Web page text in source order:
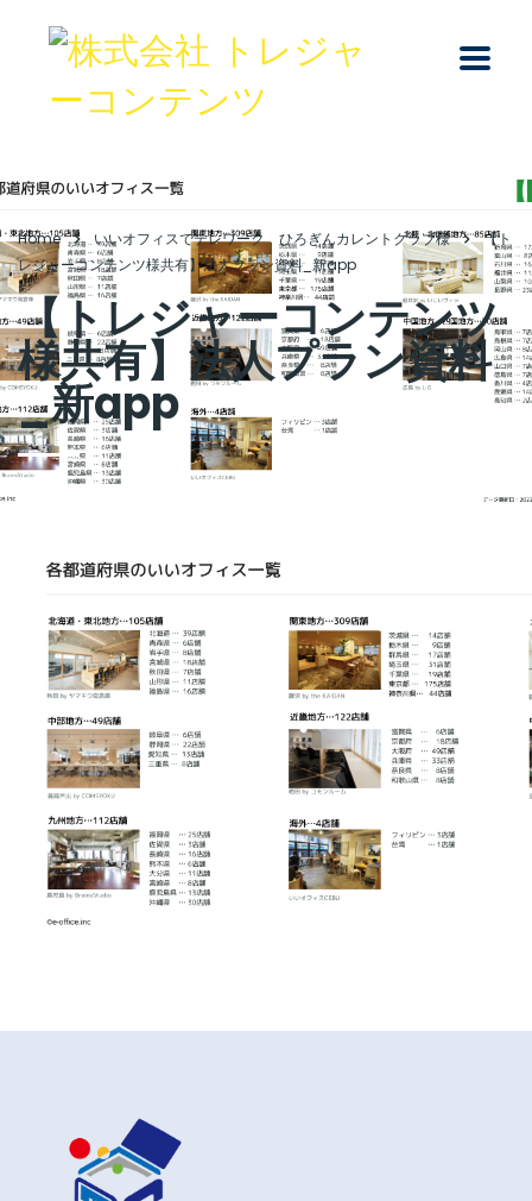
Home いいオフィスでテレワーク ひろぎんカレントクラブ様
【ト
レジャーコンテンツ様共有】法人プラン資料_新app
【トレジャーコンテンツ
様共有】法人プラン資料
_新app